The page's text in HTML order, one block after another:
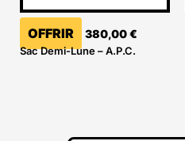
OFFRIR 380,00€
Sac Demi-Lune – A.P.C.